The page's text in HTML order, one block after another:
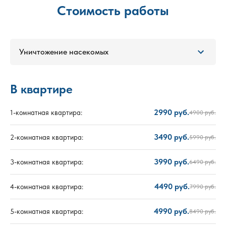
Стоимость работы
Уничтожение насекомых
В квартире
1-комнатная квартира: 2990 руб.4900 руб.
2-комнатная квартира: 3490 руб.5990 руб.
3-комнатная квартира: 3990 руб.6490 руб.
4-комнатная квартира: 4490 руб.7990 руб.
5-комнатная квартира: 4990 руб.8490 руб.